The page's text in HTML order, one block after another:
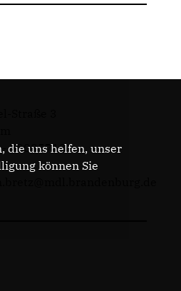
20085713
die uns helfen, unser
können Sie